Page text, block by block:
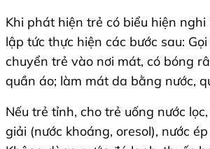
Khi phát hiện trẻ có biểu hiện nghi
lập tức thực hiện các bước sau:
chuyển trẻ vào nơi mát, có bóng
quần áo; làm mát da bằng nước,
Nếu trẻ tỉnh, cho trẻ uống nước
giải (nước khoáng, oresol), nước